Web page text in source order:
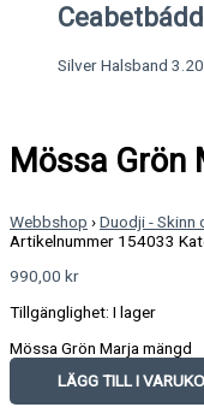
Silver Halsband
Mössa Grön
Webbshop ›Duodji - Skinn
Artikelnummer 154033
990,00 kr
Tillgänglighet: I lager
Mössa Grön Marja mängd
LÄGG TILL I